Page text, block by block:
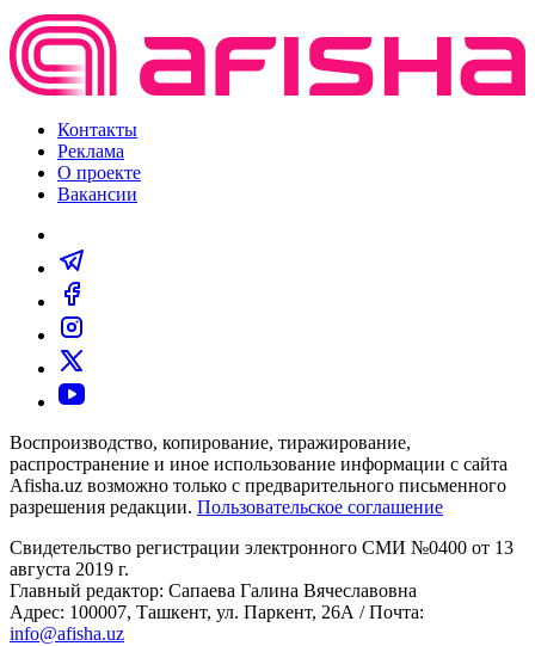
Контакты
Реклама
О проекте
Вакансии
Воспроизводство, копирование, тиражирование,
распространение и иное использование информации с сайта
Afisha.uz возможно только с предварительного письменного
разрешения редакции. Пользовательское соглашение
Свидетельство регистрации электронного СМИ №0400 от 13
августа 2019 г.
Главный редактор: Сапаева Галина Вячеславовна
Адрес: 100007, Ташкент, ул. Паркент, 26А / Почта:
info@afisha.uz